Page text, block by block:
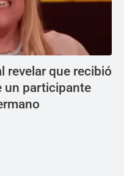
revelar que recibió
un participante